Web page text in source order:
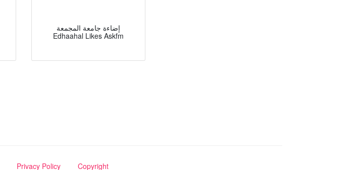
إضاءة جامعة المجمعة
Edhaahal Likes Askfm
Privacy Policy Copyright